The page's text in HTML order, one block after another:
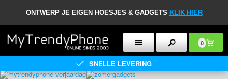
ONTWERP JE EIGEN HOESJES & GADGETS KLIK HIER
0
SNELLE LEVERING